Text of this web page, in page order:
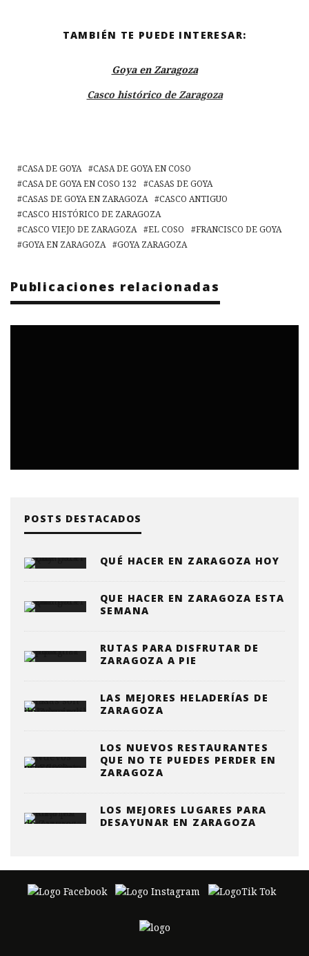
TAMBIÉN TE PUEDE INTERESAR:
Goya en Zaragoza
Casco histórico de Zaragoza
CASA DE GOYA
CASA DE GOYA EN COSO
CASA DE GOYA EN COSO 132
CASAS DE GOYA
CASAS DE GOYA EN ZARAGOZA
CASCO ANTIGUO
CASCO HISTÓRICO DE ZARAGOZA
CASCO VIEJO DE ZARAGOZA
EL COSO
FRANCISCO DE GOYA
GOYA EN ZARAGOZA
GOYA ZARAGOZA
Publicaciones relacionadas
POSTS DESTACADOS
QUÉ HACER EN ZARAGOZA HOY
QUE HACER EN ZARAGOZA ESTA
SEMANA
RUTAS PARA DISFRUTAR DE
ZARAGOZA A PIE
LAS MEJORES HELADERÍAS DE
ZARAGOZA
LOS NUEVOS RESTAURANTES
QUE NO TE PUEDES PERDER EN
ZARAGOZA
LOS MEJORES LUGARES PARA
DESAYUNAR EN ZARAGOZA